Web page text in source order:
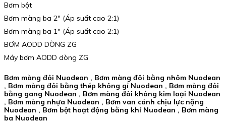
Bơm bột
Bơm màng ba 2″ (Áp suất cao 2:1)
Bơm màng ba 1″ (Áp suất cao 2:1)
BƠM AODD DÒNG ZG
Máy bơm AODD dòng ZG
Bơm màng đôi Nuodean , Bơm màng đôi bằng nhôm Nuodean
, Bơm màng đôi bằng thép không gỉ Nuodean , Bơm màng đôi
bằng gang Nuodean , Bơm màng đôi không kim loại Nuodean
, Bơm màng nhựa Nuodean , Bơm van cánh chịu lực nặng
Nuodean , Bơm bột hoạt động bằng khí Nuodean , Bơm màng
ba Nuodean